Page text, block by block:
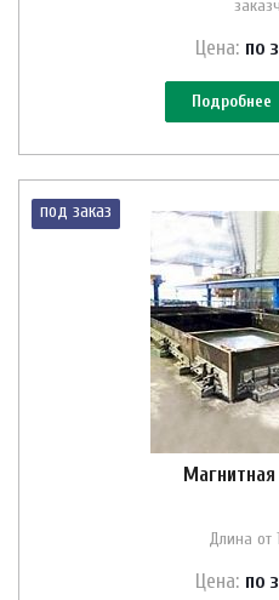
Цена: по
Подробнее
под заказ
Длина от
Цена: по